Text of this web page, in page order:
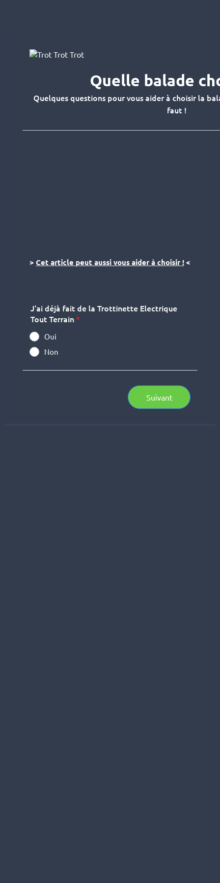
Quelle balade
Quelques questions pour vous aider à choisir la
faut !
> Cet article peut aussi vous aider à choisir ! <
J'ai déjà fait de la Trottinette Electrique
Tout Terrain*
Oui
Non
Suivant